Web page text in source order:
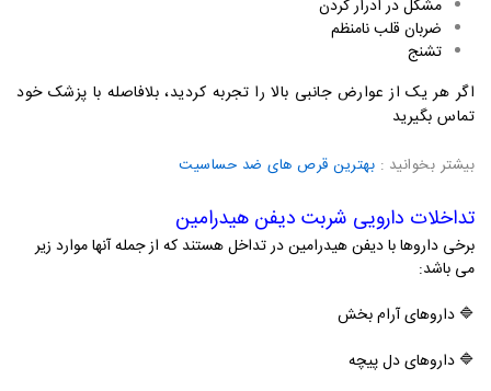
مشکل در ادرار کردن
ضربان قلب نامنظم
تشنج
اگر هر یک از عوارض جانبی بالا را تجربه کردید، بلافاصله با پزشک خود
تماس بگیرید
بیشتر بخوانید : بهترین قرص های ضد حساسیت
تداخلات دارویی شربت دیفن هیدرامین
برخی داروها با دیفن هیدرامین در تداخل هستند که از جمله آنها موارد زیر
می باشد:
🔷 داروهای آرام بخش
🔷 داروهای دل پیچه